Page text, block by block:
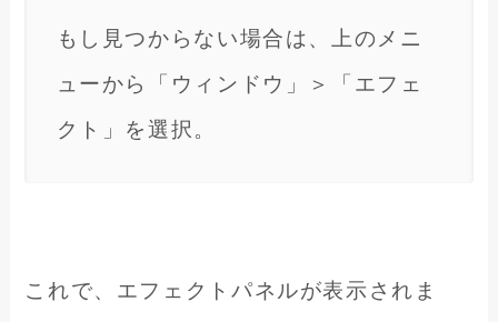
もし見つからない場合は、上のメニ
ューから「ウィンドウ」＞「エフェ
クト」を選択。
これで、エフェクトパネルが表示されま